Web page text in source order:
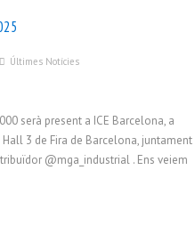
Últimes Notícies
serà present a ICE Barcelona, ​​a
Hall 3 de Fira de Barcelona, ​​juntament
@mga_industrial . Ens veiem